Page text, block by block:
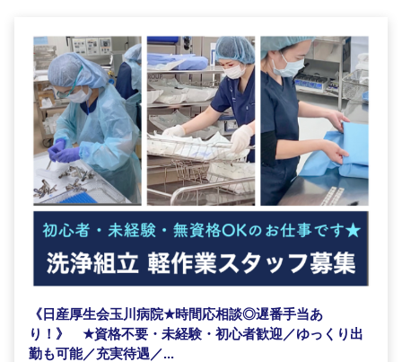
《日産厚生会玉川病院★時間応相談◎遅番手当あ
り！》 ★資格不要・未経験・初心者歓迎／ゆっくり出
勤も可能／充実待遇／...